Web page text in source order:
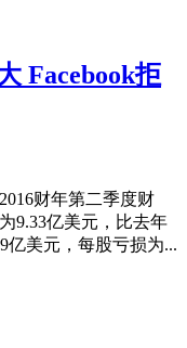
Facebook拒
财年第二季度财
9.33亿美元，比去年
亿美元，每股亏损为...